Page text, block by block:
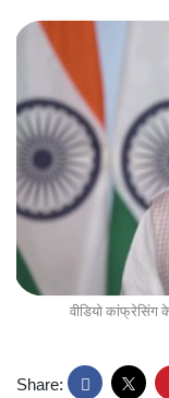
वीडियो कांफ्रेसिंग
Share: